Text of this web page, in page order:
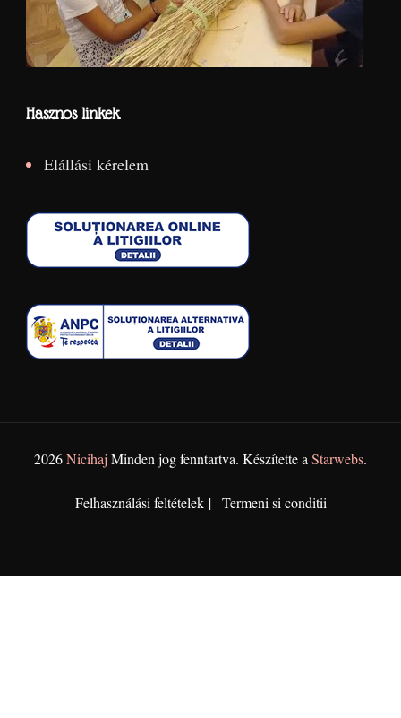
Hasznos linkek
Elállási kérelem
2026Nicihaj Minden jog fenntartva. Készítette aStarwebs.
Felhasználási feltételek Termeni si conditii